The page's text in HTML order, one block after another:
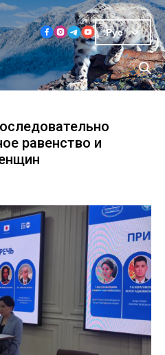
Рус
равенство и